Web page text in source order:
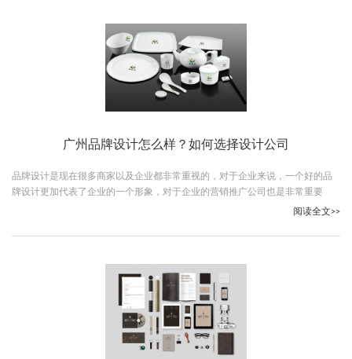
广州品牌设计怎么样？如何选择设计公司
品牌设计是现在很多商家以及企业都非常重视的，对于企业来说，一个好的品
牌设计更加代表了企业的一个形象，对于企业的营销推广公司也是非常重要
的，这也让企业更加的重视品牌的设计，那么广州品牌设计怎么样呢？下面让
阅读全文>>